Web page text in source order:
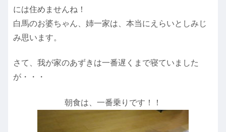
には住めませんね！
白馬のお婆ちゃん、姉一家は、本当にえらいとしみじ
み思います。
さて、我が家のあずきは一番遅くまで寝ていました
が・・・
朝食は、一番乗りです！！